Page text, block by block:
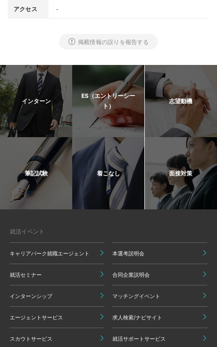
アクセス -
掲載情報の誤りを報告する
インターン
ES（エントリーシー
ト）
志望動機
筆記試験 着こなし 面接対策
就活イベント
キャリアパーク就職エージェント 本選考説明会
就活セミナー 合同企業説明会
インターンシップ マッチングイベント
エージェントサービス 求人検索/ナビサイト
スカウトサービス 就活サポートサービス